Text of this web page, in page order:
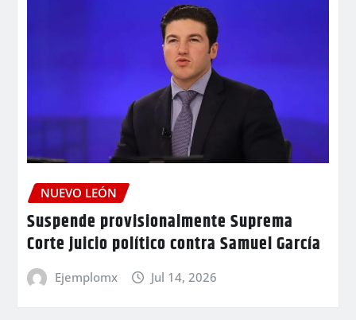
NUEVO LEÓN
Suspende provisionalmente Suprema
Corte juicio político contra Samuel García
Ejemplomx Jul 14, 2026